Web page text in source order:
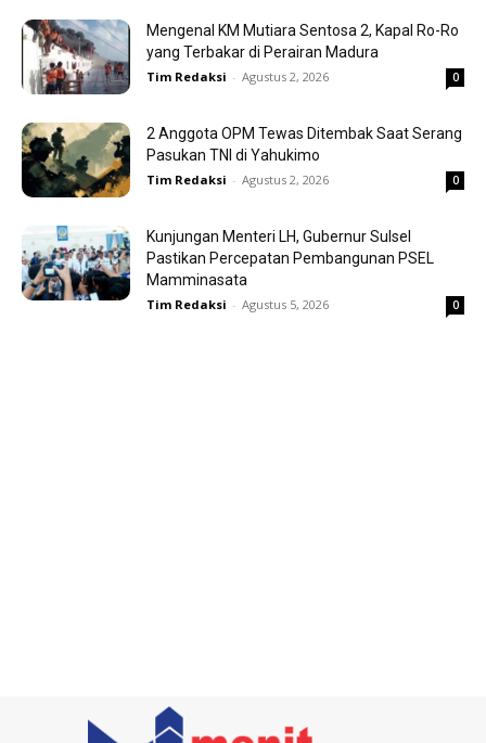
Mengenal KM Mutiara Sentosa 2, Kapal Ro-Ro
yang Terbakar di Perairan Madura
Tim Redaksi - Agustus 2, 2026 0
2 Anggota OPM Tewas Ditembak Saat Serang
Pasukan TNI di Yahukimo
Tim Redaksi - Agustus 2, 2026 0
Kunjungan Menteri LH, Gubernur Sulsel
Pastikan Percepatan Pembangunan PSEL
Mamminasata
Tim Redaksi - Agustus 5, 2026 0